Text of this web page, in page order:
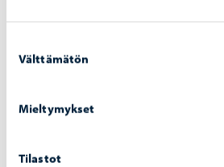
valinta
Välttämätön
Mieltymykset
Tilastot
serveras. Detta innebär alltså att
Centralköket och sedan kyler ner
upp den på nytt i serviceköken.
slipper tvätta stålformarna och